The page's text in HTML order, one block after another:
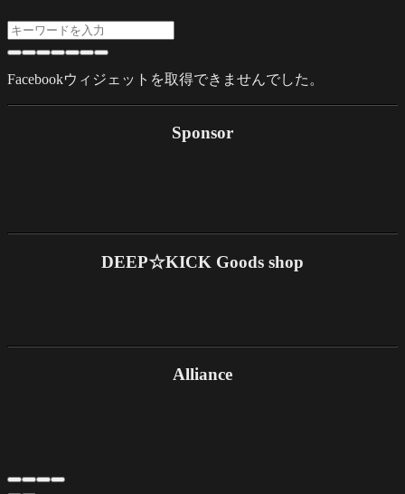
Facebookウィジェットを取得できませんでした。
Sponsor
DEEP☆KICK Goods shop
Alliance